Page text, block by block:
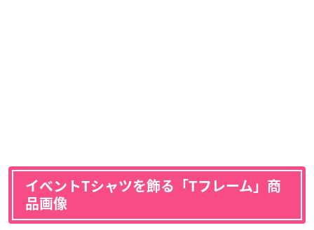
イベントTシャツを飾る「Tフレーム」商
品画像